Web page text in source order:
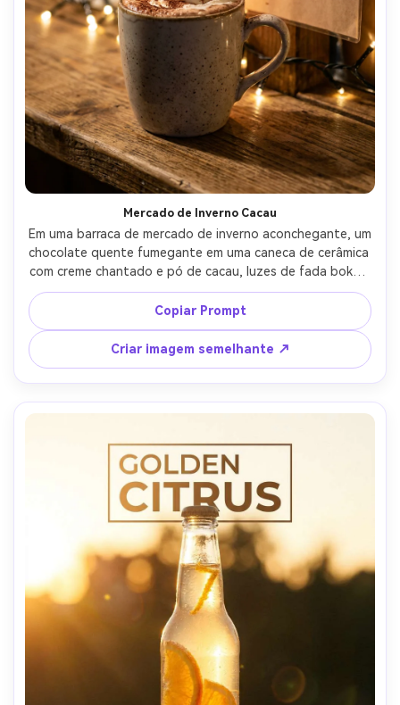
Mercado de Inverno Cacau
Em uma barraca de mercado de inverno aconchegante, um
chocolate quente fumegante em uma caneca de cerâmica
com creme chantado e pó de cacau, luzes de fada bokeh
atrás, layout de pôster com humor de natureza morta à
luz de velas e um distintivo de oferta central, brilho
quente em baixa luz com borda macia, Canon EOS R5,
85mm, enquadramento de close-up, vapor realista e
textura cerâmica, alta resolução, foco nítido-AR 4:5
Copiar Prompt
Criar imagem semelhante ↗